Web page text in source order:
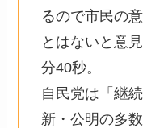
るので市民の
とはないと意
分40秒。
自民党は「継
新・公明の多